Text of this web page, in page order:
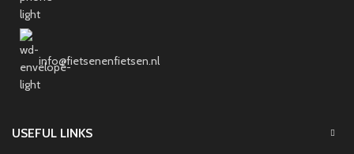
info@fietsenenfietsen.nl
USEFUL LINKS